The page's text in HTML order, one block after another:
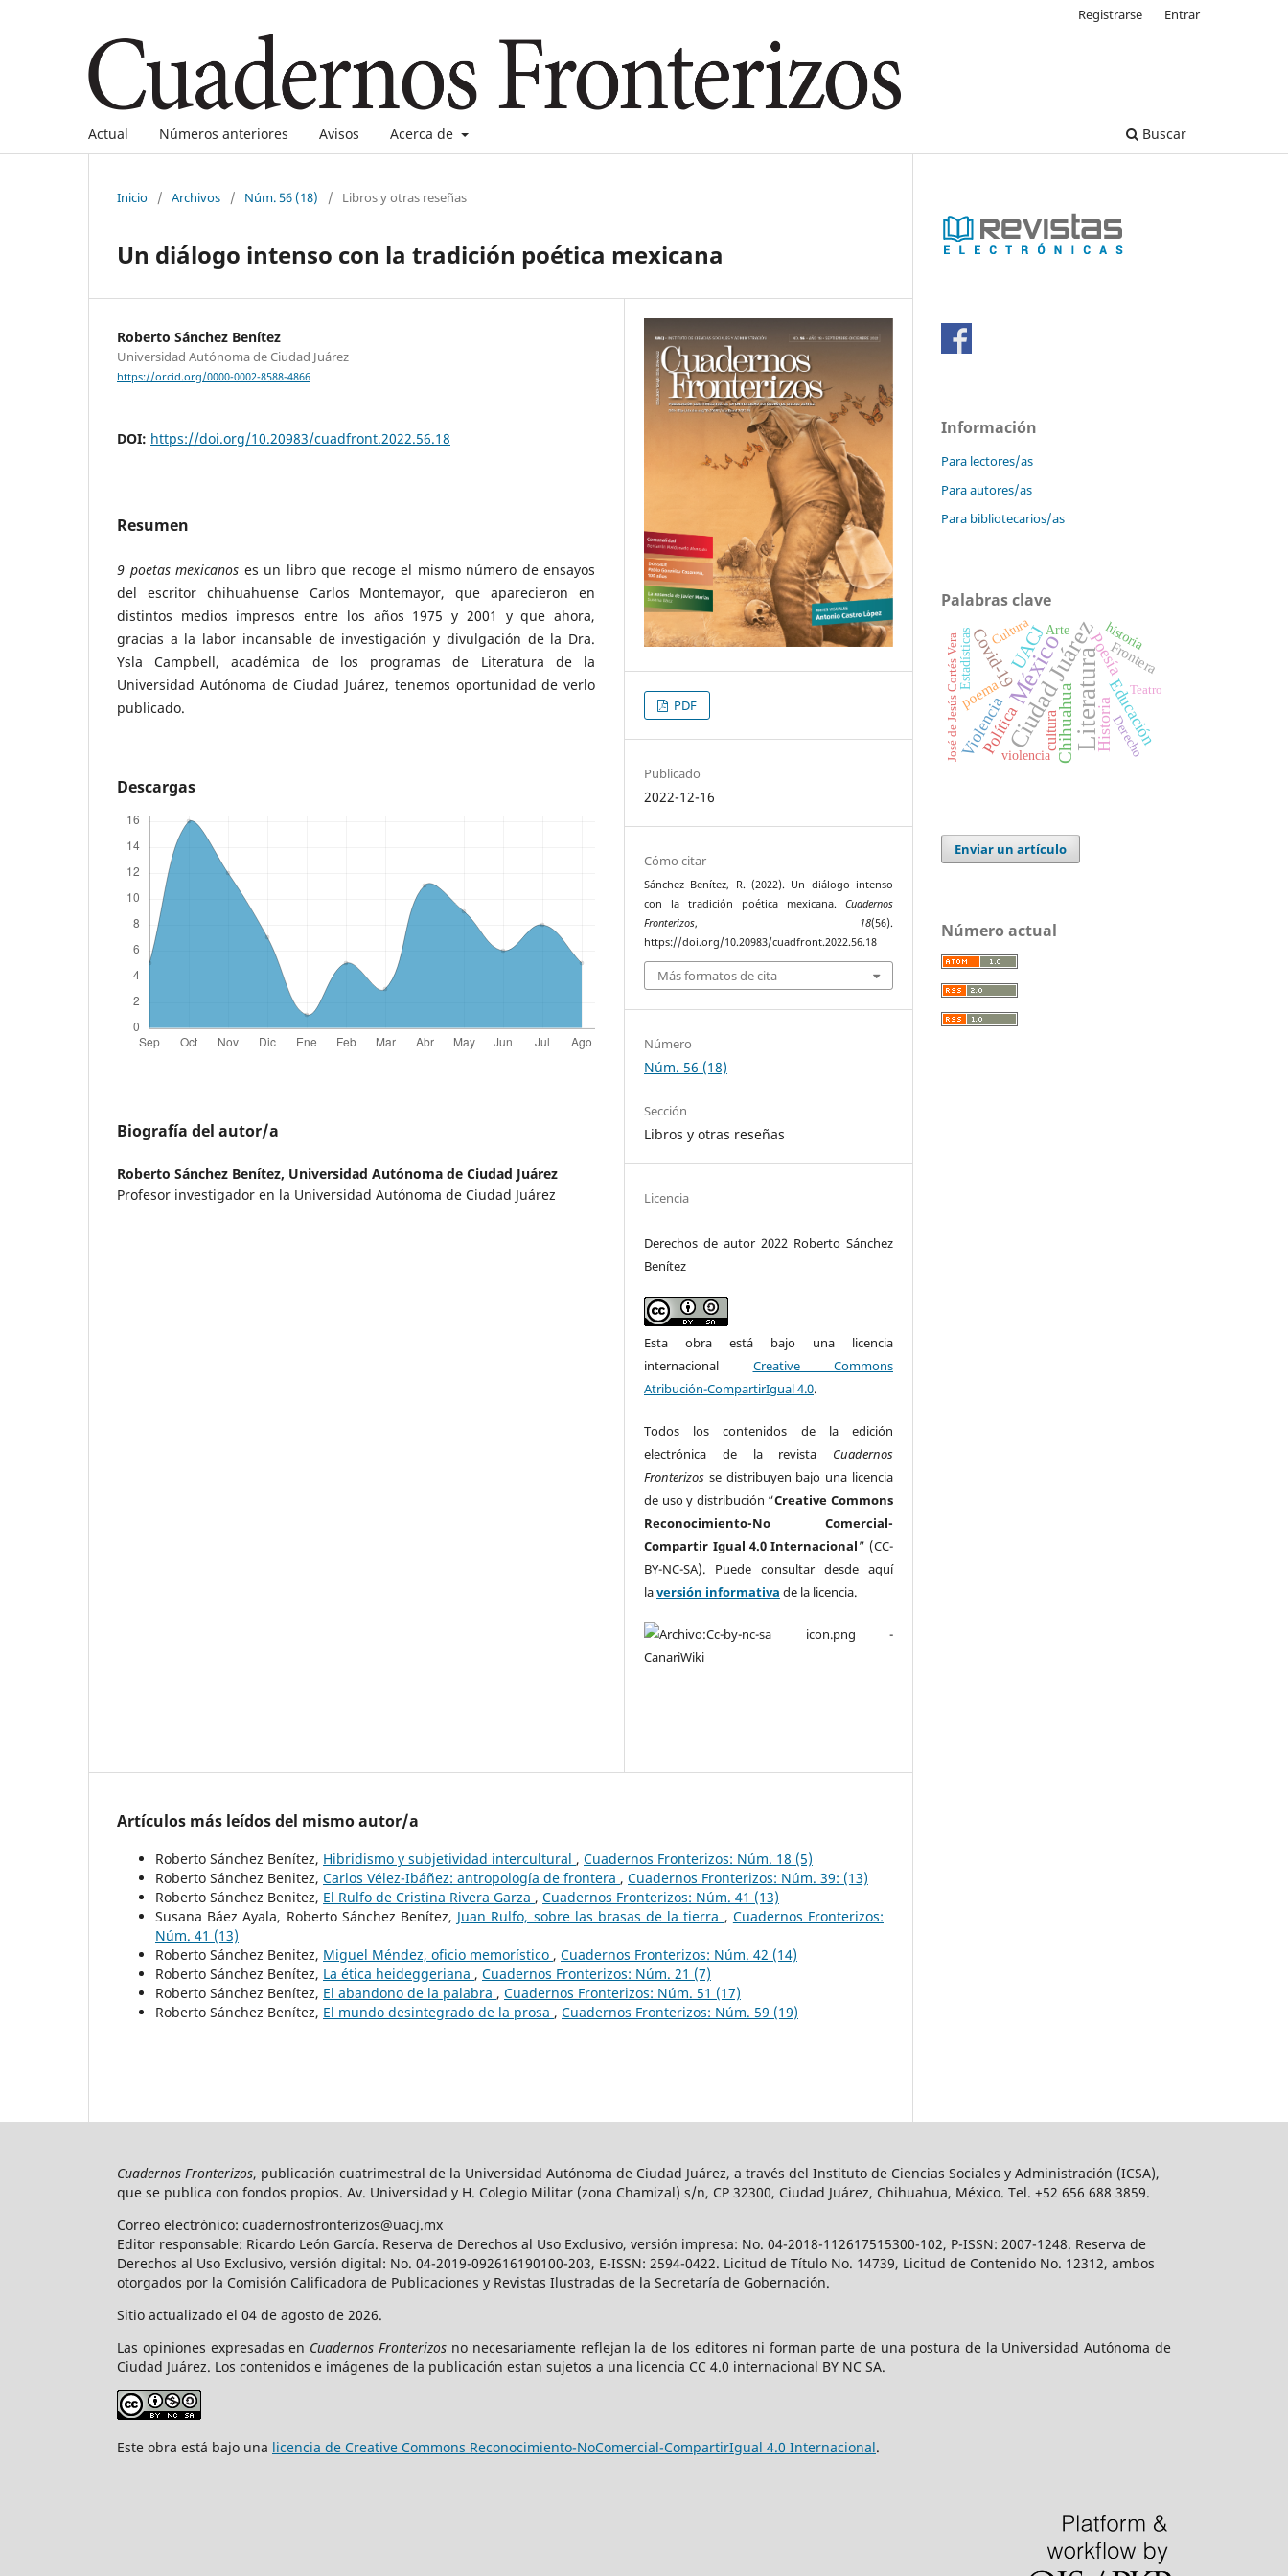
Actual Números anteriores Avisos Acerca de Buscar
Registrarse Entrar
Inicio / Archivos / Núm. 56 (18) / Libros y otras reseñas
Un diálogo intenso con la tradición poética mexicana
Roberto Sánchez Benítez
Universidad Autónoma de Ciudad Juárez
https://orcid.org/0000-0002-8588-4866
DOI: https://doi.org/10.20983/cuadfront.2022.56.18
Resumen
9 poetas mexicanos es un libro que recoge el mismo número de ensayos
del escritor chihuahuense Carlos Montemayor, que aparecieron en
distintos medios impresos entre los años 1975 y 2001 y que ahora,
gracias a la labor incansable de investigación y divulgación de la Dra.
Ysla Campbell, académica de los programas de Literatura de la
Universidad Autónoma de Ciudad Juárez, tenemos oportunidad de verlo
publicado.
Descargas
Biografía del autor/a
Roberto Sánchez Benítez, Universidad Autónoma de Ciudad Juárez
Profesor investigador en la Universidad Autónoma de Ciudad Juárez
PDF
Publicado
2022-12-16
Cómo citar
Sánchez Benítez, R. (2022). Un diálogo intenso
con la tradición poética mexicana. Cuadernos
Fronterizos, 18(56).
https://doi.org/10.20983/cuadfront.2022.56.18
Más formatos de cita
Número
Núm. 56 (18)
Sección
Libros y otras reseñas
Licencia
Derechos de autor 2022 Roberto Sánchez
Benítez
Esta obra está bajo una licencia
internacional Creative Commons
Atribución-CompartirIgual 4.0.
Todos los contenidos de la edición
electrónica de la revista Cuadernos
Fronterizos se distribuyen bajo una licencia
de uso y distribución “Creative Commons
Reconocimiento-No Comercial-
Compartir Igual 4.0 Internacional” (CC-
BY-NC-SA). Puede consultar desde aquí
laversión informativa de la licencia.
Artículos más leídos del mismo autor/a
Roberto Sánchez Benítez, Hibridismo y subjetividad intercultural , Cuadernos Fronterizos: Núm. 18 (5)
Roberto Sánchez Benitez, Carlos Vélez-Ibáñez: antropología de frontera , Cuadernos Fronterizos: Núm. 39: (13)
Roberto Sánchez Benitez, El Rulfo de Cristina Rivera Garza , Cuadernos Fronterizos: Núm. 41 (13)
Susana Báez Ayala, Roberto Sánchez Benítez, Juan Rulfo, sobre las brasas de la tierra , Cuadernos Fronterizos:
Núm. 41 (13)
Roberto Sánchez Benitez, Miguel Méndez, oficio memorístico , Cuadernos Fronterizos: Núm. 42 (14)
Roberto Sánchez Benítez, La ética heideggeriana , Cuadernos Fronterizos: Núm. 21 (7)
Roberto Sánchez Benítez, El abandono de la palabra , Cuadernos Fronterizos: Núm. 51 (17)
Roberto Sánchez Benítez, El mundo desintegrado de la prosa , Cuadernos Fronterizos: Núm. 59 (19)
Información
Para lectores/as
Para autores/as
Para bibliotecarios/as
Palabras clave
Literatura
Ciudad Juárez
México
UACJ
Chihuahua Historia
Covid-19 Poesía
Violencia Educación
Política cultura
poema
Frontera
Estadísticas historia
Cultura Arte
Derecho
violencia
Teatro
José de Jesús Cortés Vera
Enviar un artículo
Número actual
Cuadernos Fronterizos, publicación cuatrimestral de la Universidad Autónoma de Ciudad Juárez, a través del Instituto de Ciencias Sociales y Administración (ICSA),
que se publica con fondos propios. Av. Universidad y H. Colegio Militar (zona Chamizal) s/n, CP 32300, Ciudad Juárez, Chihuahua, México. Tel. +52 656 688 3859.
Correo electrónico: cuadernosfronterizos@uacj.mx
Editor responsable: Ricardo León García. Reserva de Derechos al Uso Exclusivo, versión impresa: No. 04-2018-112617515300-102, P-ISSN: 2007-1248. Reserva de
Derechos al Uso Exclusivo, versión digital: No. 04-2019-092616190100-203, E-ISSN: 2594-0422. Licitud de Título No. 14739, Licitud de Contenido No. 12312, ambos
otorgados por la Comisión Calificadora de Publicaciones y Revistas Ilustradas de la Secretaría de Gobernación.
Sitio actualizado el 04 de agosto de 2026.
Las opiniones expresadas en Cuadernos Fronterizos no necesariamente reflejan la de los editores ni forman parte de una postura de la Universidad Autónoma de
Ciudad Juárez. Los contenidos e imágenes de la publicación estan sujetos a una licencia CC 4.0 internacional BY NC SA.
Este obra está bajo una licencia de Creative Commons Reconocimiento-NoComercial-CompartirIgual 4.0 Internacional.